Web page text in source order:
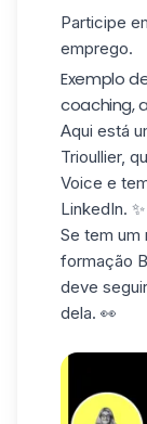
Participe
emprego.
Exemplo
coaching,
Aqui está
Trioullier,
Voice e
LinkedIn. ✨
Se tem um
formação
deve
dela. 👀